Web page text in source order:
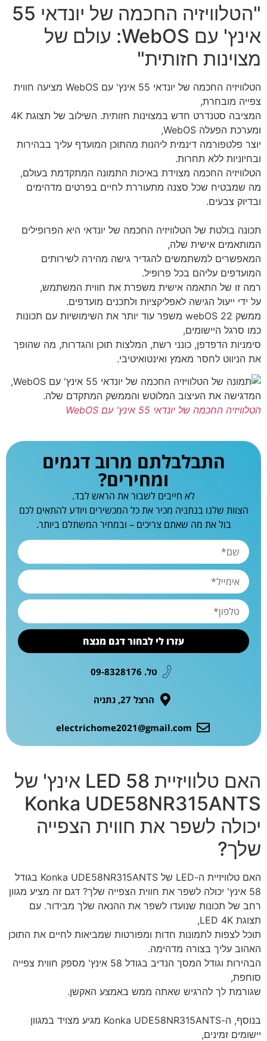
"הטלוויזיה החכמה של יונדאי 55
אינץ' עם WebOS: עולם של
מצוינות חזותית"
הטלוויזיה החכמה של יונדאי 55 אינץ' עם WebOS מציעה חווית
צפייה מובחרת,
המציבה סטנדרט חדש במצוינות חזותית. השילוב של תצוגת 4K
ומערכת הפעלה WebOS,
יוצר פלטפורמה דינמית ליהנות מהתוכן המועדף עליך בבהירות
ובחיוניות ללא תחרות.
הטלוויזיה החכמה מצוידת באיכות התמונה המתקדמת בעולם,
מה שמבטיח שכל סצנה מתעוררת לחיים בפרטים מדהימים
ובדיוק צבעים.
תכונה בולטת של הטלוויזיה החכמה של יונדאי היא הפרופילים
המותאמים אישית שלה,
המאפשרים למשתמשים להגדיר גישה מהירה לשירותים
המועדפים עליהם בכל פרופיל.
רמה זו של התאמה אישית משפרת את חווית המשתמש,
על ידי ייעול הגישה לאפליקציות ולתכנים מועדפים.
ממשק webOS 22 משפר עוד יותר את השימושיות עם תכונות
כמו סרגל היישומים,
סימניות הדפדפן, כונני רשת, המלצות תוכן והגדרות, מה שהופך
את הניווט לחסר מאמץ ואינטואיטיבי.
הטלוויזיה החכמה של יונדאי 55 אינץ' עם WebOS
התבלבלתם מרוב דגמים
ומחירים?
לא חייבים לשבור את הראש לבד.
הצוות שלנו בנתניה מכיר את כל המכשירים ויודע להתאים לכם
בול את מה שאתם צריכים – ובמחיר המשתלם ביותר.
עזרו לי לבחור דגם מנצח
טל. 09-8328176
הרצל 27, נתניה
electrichome2021@gmail.com
האם טלוויזיית LED 58 אינץ' של
Konka UDE58NR315ANTS
יכולה לשפר את חווית הצפייה
שלך?
האם טלוויזיית ה-LED של Konka UDE58NR315ANTS בגודל
58 אינץ' יכולה לשפר את חווית הצפייה שלך? דגם זה מציע מגוון
רחב של תכונות שנועדו לשפר את ההנאה שלך מבידור. עם
תצוגת LED 4K,
תוכל לצפות לתמונות חדות ומפורטות שמביאות לחיים את התוכן
האהוב עליך בצורה מדהימה.
הבהירות וגודל המסך הנדיב בגודל 58 אינץ' מספק חווית צפייה
סוחפת,
שגורמת לך להרגיש שאתה ממש באמצע האקשן.
בנוסף, ה-Konka UDE58NR315ANTS מגיע מצויד במגוון
יישומים זמינים,